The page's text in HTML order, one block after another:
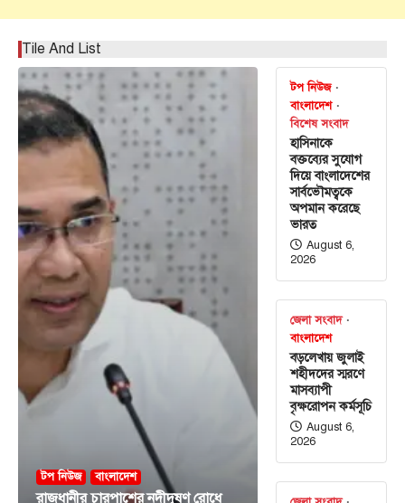
Tile And List
টপ নিউজ বাংলাদেশ
রাজধানীর চারপাশের নদীদূষণ রোধে
টপ নিউজ
বাংলাদেশ
বিশেষ সংবাদ
হাসিনাকে
বক্তব্যের সুযোগ
দিয়ে বাংলাদেশের
সার্বভৌমত্বকে
অপমান করেছে
ভারত
August 6,
2026
জেলা সংবাদ
বাংলাদেশ
বড়লেখায় জুলাই
শহীদদের স্মরণে
মাসব্যাপী
বৃক্ষরোপন কর্মসূচি
August 6,
2026